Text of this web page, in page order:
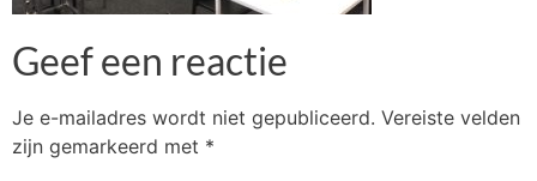
Geef een reactie
Je e-mailadres wordt niet gepubliceerd. Vereiste velden
zijn gemarkeerd met *